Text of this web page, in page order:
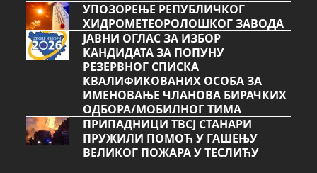
УПОЗОРЕЊЕ РЕПУБЛИЧКОГ
ХИДРОМЕТЕОРОЛОШКОГ ЗАВОДА
ЈАВНИ ОГЛАС ЗА ИЗБОР
КАНДИДАТА ЗА ПОПУНУ
РЕЗЕРВНОГ СПИСКА
КВАЛИФИКОВАНИХ ОСОБА ЗА
ИМЕНОВАЊЕ ЧЛАНОВА БИРАЧКИХ
ОДБОРА/МОБИЛНОГ ТИМА
ПРИПАДНИЦИ ТВСЈ СТАНАРИ
ПРУЖИЛИ ПОМОЋ У ГАШЕЊУ
ВЕЛИКОГ ПОЖАРА У ТЕСЛИЋУ